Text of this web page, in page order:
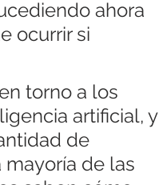
ahora
ocurrir si
torno a los
artificial, y
de
de las